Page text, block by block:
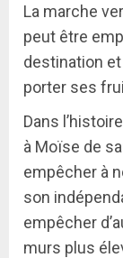
La marche
peut être
destination
porter ses
Dans
à Moïse de
empêcher à
son
empêcher
murs plus